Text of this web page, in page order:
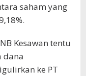
saham yang
Kesawan tentu
dana
ke PT